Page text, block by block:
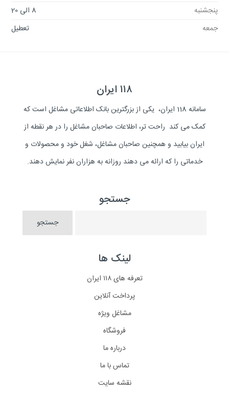
پنجشنبه
8 الی 20
جمعه
تعطیل
۱۱۸ ایران
سامانه 118 ایران، یکی از بزرگترین بانک اطلاعاتی مشاغل است که
کمک می کند راحت تر، اطلاعات صاحبان مشاغل را در هر نقطه از
ایران بیابید و همچنین صاحبان مشاغل، شغل خود و محصولات و
خدماتی را که ارائه می دهند روزانه به هزاران نفر نمایش دهند.
جستجو
لینک ها
تعرفه های ۱۱۸ ایران
پرداخت آنلاین
مشاغل ویژه
فروشگاه
درباره ما
تماس با ما
نقشه سایت